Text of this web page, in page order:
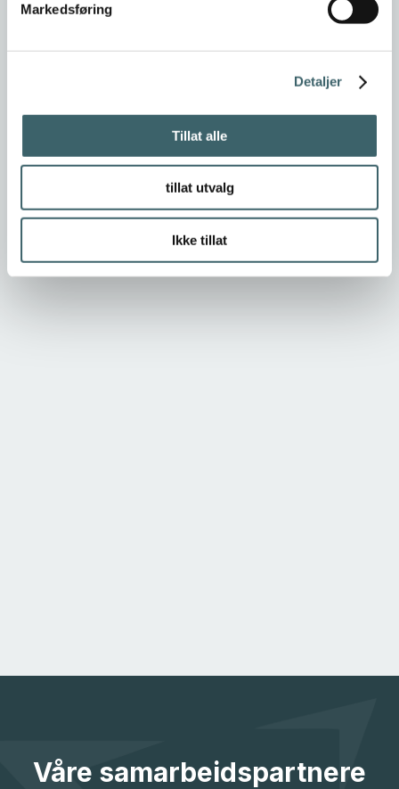
Markedsføring
Detaljer
Tillat alle
tillat utvalg
Ikke tillat
Våre samarbeidspartnere